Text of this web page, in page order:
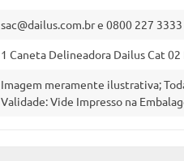
sac@dailus.com.bre 0800 227 3333
1 Caneta Delineadora Dailus Cat
Imagem meramente ilustrativa;
Validade: Vide Impresso na